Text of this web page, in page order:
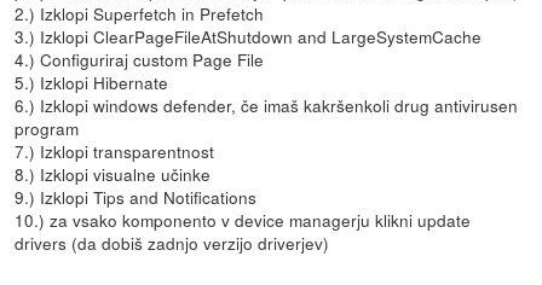
2.) Izklopi Superfetch in Prefetch
3.) Izklopi ClearPageFileAtShutdown and LargeSystemCache
4.) Configuriraj custom Page File
5.) Izklopi Hibernate
6.) Izklopi windows defender, če imaš kakršenkoli drug antivirusen
program
7.) Izklopi transparentnost
8.) Izklopi visualne učinke
9.) Izklopi Tips and Notifications
10.) za vsako komponento v device managerju klikni update
drivers (da dobiš zadnjo verzijo driverjev)